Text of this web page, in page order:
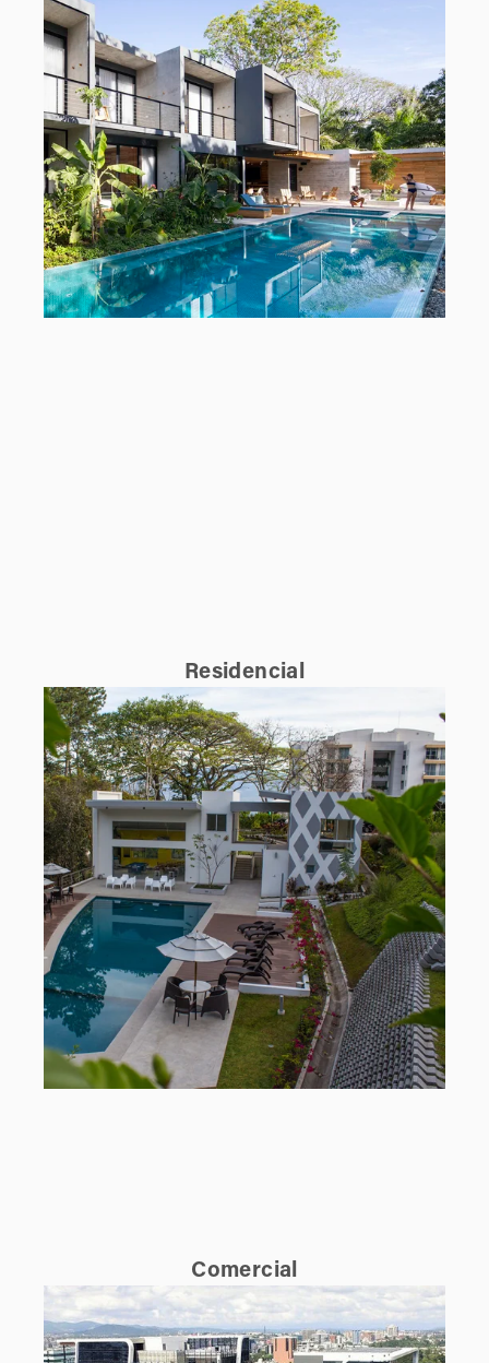
Residencial
Comercial